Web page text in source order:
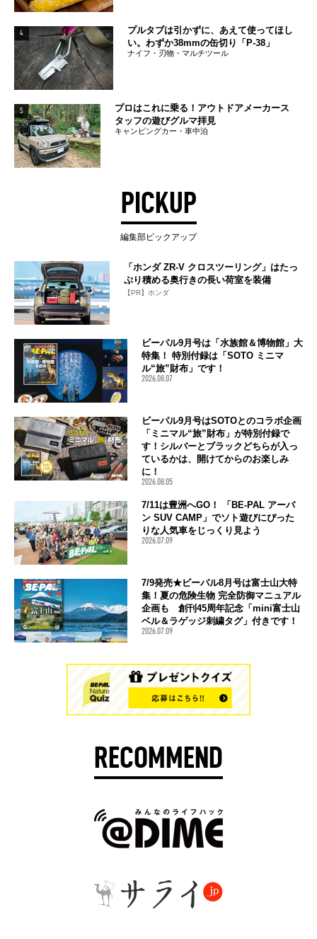
4
プルタブは引かずに、あえて使ってほし
い。わずか38mmの缶切り「P-38」
ナイフ・刃物・マルチツール
5
プロはこれに乗る！アウトドアメーカース
タッフの遊びグルマ拝見
キャンピングカー・車中泊
PICKUP
編集部ピックアップ
「ホンダ ZR-V クロスツーリング」はたっ
ぷり積める奥行きの長い荷室を装備
【PR】ホンダ
ビーパル9月号は「水族館＆博物館」大
特集！ 特別付録は「SOTO ミニマ
ル“旅”財布」です！
2026.08.07
ビーパル9月号はSOTOとのコラボ企画
「ミニマル“旅”財布」が特別付録で
す！シルバーとブラックどちらが入っ
ているかは、開けてからのお楽しみ
に！
2026.08.05
7/11は豊洲へGO！ 「BE-PAL アーバ
ン SUV CAMP」でソト遊びにぴった
りな人気車をじっくり見よう
2026.07.09
7/9発売★ビーパル8月号は富士山大特
集！夏の危険生物 完全防御マニュアル
企画も 創刊45周年記念「mini富士山
ベル＆ラゲッジ刺繍タグ」付きです！
2026.07.09
RECOMMEND